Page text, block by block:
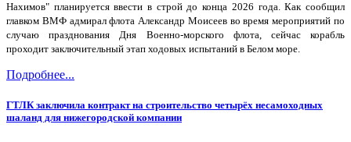
Нахимов" планируется ввести в строй до конца 2026 года. Как сообщил
главком ВМФ адмирал флота Александр Моисеев во время мероприятий по
случаю празднования Дня Военно-морского флота, сейчас корабль
проходит заключительный этап ходовых испытаний в Белом море.
Подробнее...
ГТЛК заключила контракт на строительство четырёх несамоходных
шаланд для нижегородской компании